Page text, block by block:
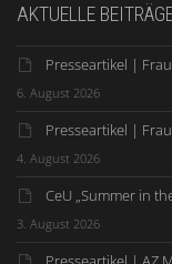
AKTUELLE
Presseartikel |
6. August 2026
Presseartikel |
4. August 2026
CeU „Summer in
3. August 2026